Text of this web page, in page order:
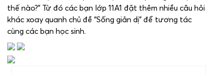
thế nào?” Từ đó các bạn lớp 11A1 đặt thêm nhiều câu hỏi
khác xoay quanh chủ đề “Sống giản dị” để tương tác
cùng các bạn học sinh.